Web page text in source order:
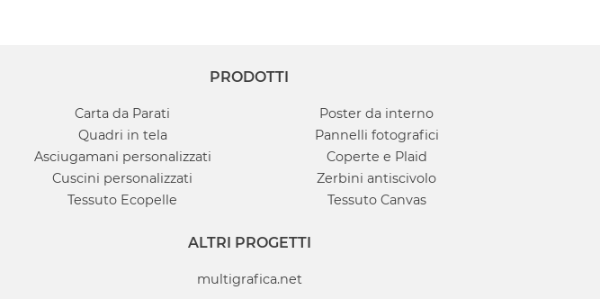
PRODOTTI
Carta da Parati
Poster da interno
Quadri in tela
Pannelli fotografici
Asciugamani personalizzati
Coperte e Plaid
Cuscini personalizzati
Zerbini antiscivolo
Tessuto Ecopelle
Tessuto Canvas
ALTRI PROGETTI
multigrafica.net